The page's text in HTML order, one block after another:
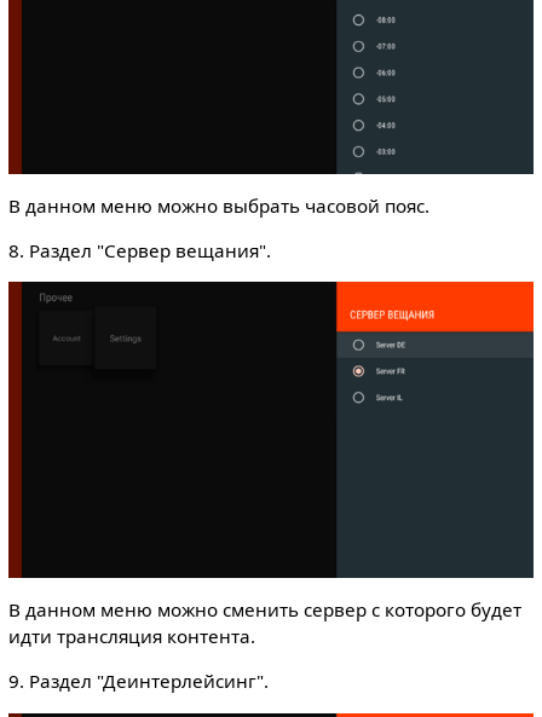
В данном меню можно выбрать часовой пояс.
8. Раздел "Сервер вещания".
В данном меню можно сменить сервер с которого будет
идти трансляция контента.
9. Раздел "Деинтерлейсинг".